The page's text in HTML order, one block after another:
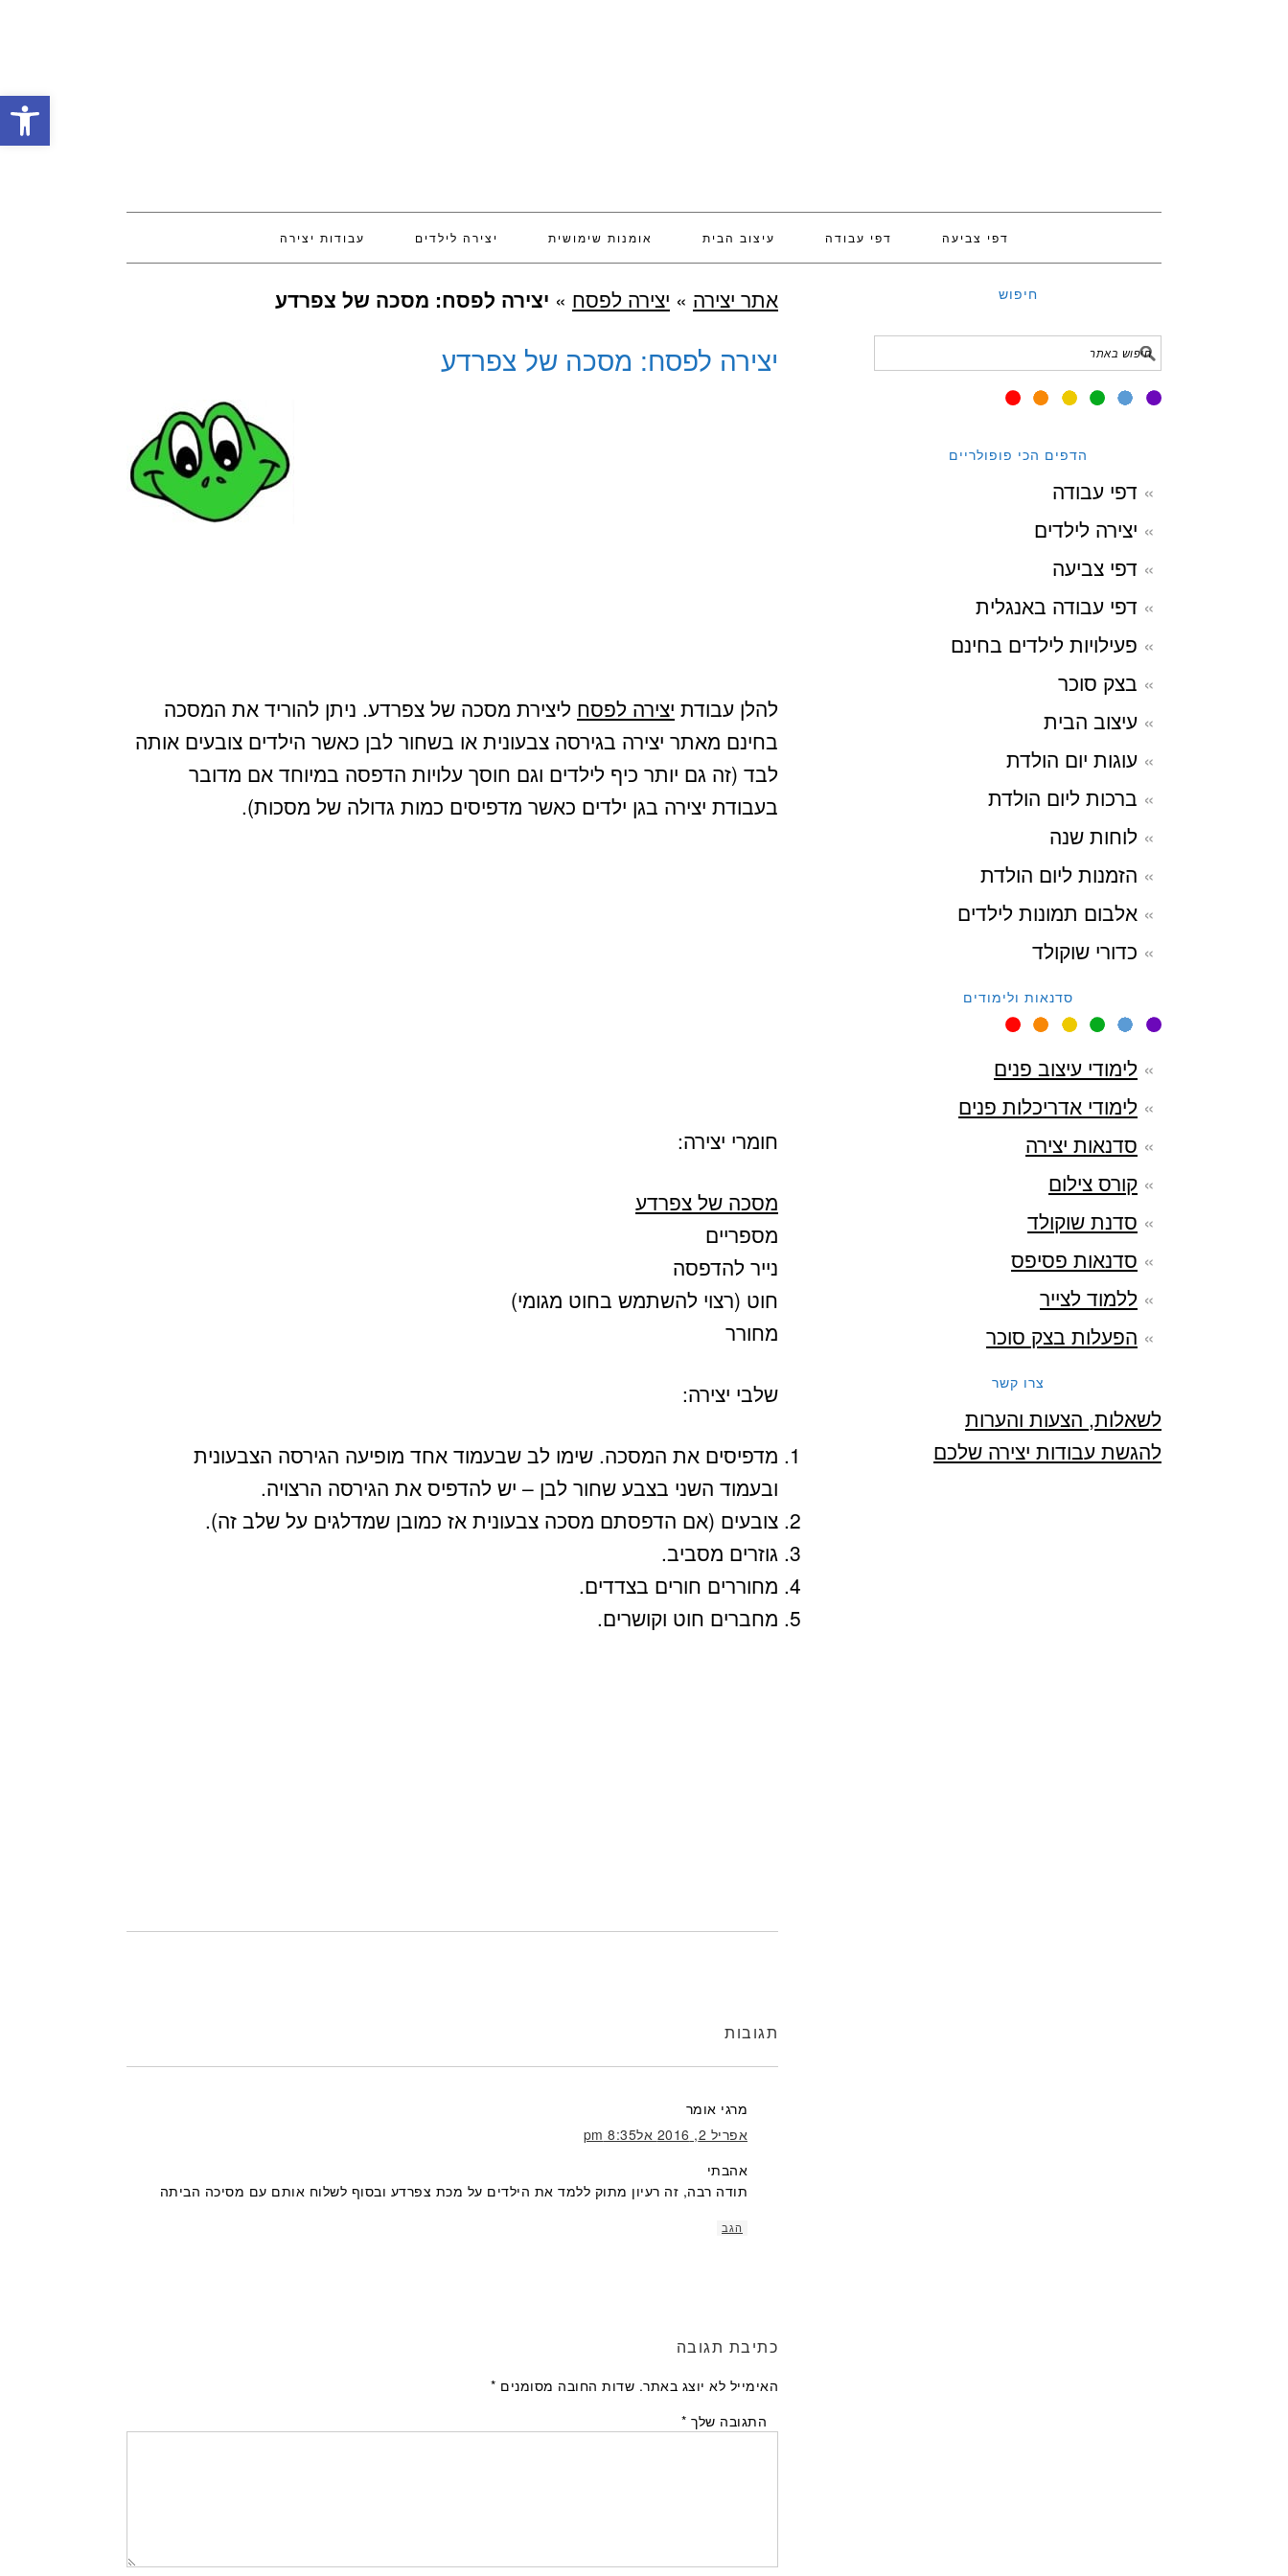
פתח
דפי צביעה דפי עבודה עיצוב הבית אומנות שימושית יצירה לילדים עבודות יצירה
אתר יצירה » יצירה לפסח » יצירה לפסח: מסכה של צפרדע
יצירה לפסח: מסכה של צפרדע
להלן עבודת יצירה לפסח ליצירת מסכה של צפרדע. ניתן להוריד את המסכה
בחינם מאתר יצירה בגירסה צבעונית או בשחור לבן כאשר הילדים צובעים אותה
לבד (זה גם יותר כיף לילדים וגם חוסך עלויות הדפסה במיוחד אם מדובר
בעבודת יצירה בגן ילדים כאשר מדפיסים כמות גדולה של מסכות).
חומרי יצירה:
מסכה של צפרדע
מספריים
נייר להדפסה
חוט (רצוי להשתמש בחוט מגומי)
מחורר
שלבי יצירה:
מדפיסים את המסכה. שימו לב שבעמוד אחד מופיעה הגירסה הצבעונית
ובעמוד השני בצבע שחור לבן – יש להדפיס את הגירסה הרצויה.
צובעים (אם הדפסתם מסכה צבעונית אז כמובן שמדלגים על שלב זה).
גוזרים מסביב.
מחוררים חורים בצדדים.
מחברים חוט וקושרים.
תגובות
מרגי אומר
אפריל 2, 2016 אל8:35 pm
אהבתי
תודה רבה, זה רעיון מתוק ללמד את הילדים על מכת צפרדע ובסוף לשלוח אותם עם מסיכה הביתה
הגב
כתיבת תגובה
האימייל לא יוצג באתר. שדות החובה מסומנים *
התגובה שלך *
חיפוש
הדפים הכי פופולריים
דפי עבודה
יצירה לילדים
דפי צביעה
דפי עבודה באנגלית
פעילויות לילדים בחינם
בצק סוכר
עיצוב הבית
עוגות יום הולדת
ברכות ליום הולדת
לוחות שנה
הזמנות ליום הולדת
אלבום תמונות לילדים
כדורי שוקולד
סדנאות ולימודים
לימודי עיצוב פנים
לימודי אדריכלות פנים
סדנאות יצירה
קורס צילום
סדנת שוקולד
סדנאות פסיפס
ללמוד לצייר
הפעלות בצק סוכר
צרו קשר
לשאלות, הצעות והערות
להגשת עבודות יצירה שלכם